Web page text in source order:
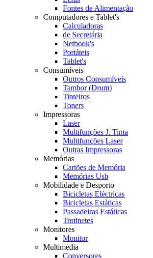
Fontes de Alimentação
Computadores e Tablet's
Calculadoras
de Secretária
Netbook's
Portáteis
Tablet's
Consumíveis
Outros Consumíveis
Tambor (Drum)
Tinteiros
Toners
Impressoras
Laser
Multifunções J. Tinta
Multifunções Laser
Outras Impressoras
Memórias
Cartões de Memória
Memórias Usb
Mobilidade e Desporto
Bicicletas Eléctricas
Bicicletas Estáticas
Passadeiras Estáticas
Trotinetes
Monitores
Monitor
Multimédia
Conversores